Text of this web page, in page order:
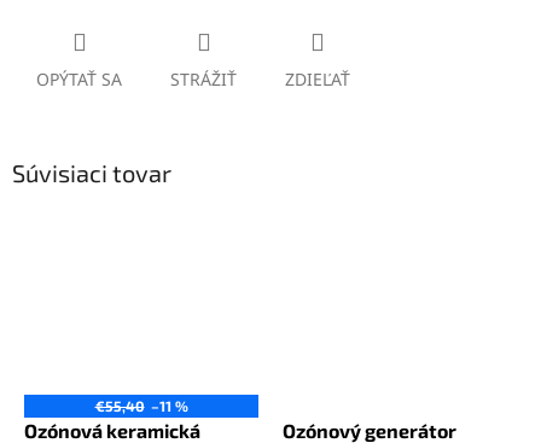
OPÝTAŤ SA STRÁŽIŤ ZDIEĽAŤ
Súvisiaci tovar
€55,40 –11 %
Ozónová keramická
Ozónový generátor